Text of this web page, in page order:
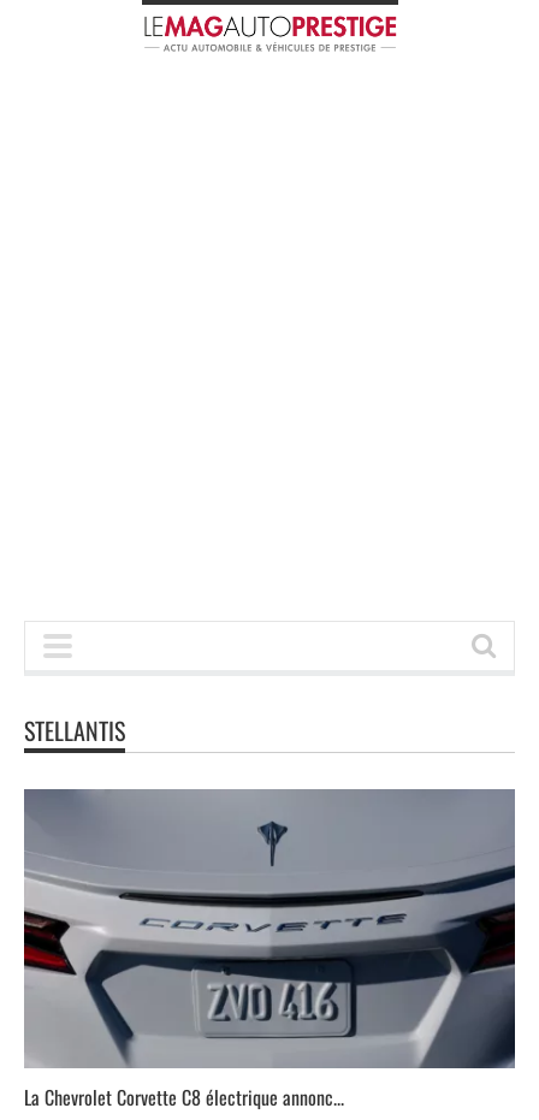
STELLANTIS
La Chevrolet Corvette C8 électrique annonc...